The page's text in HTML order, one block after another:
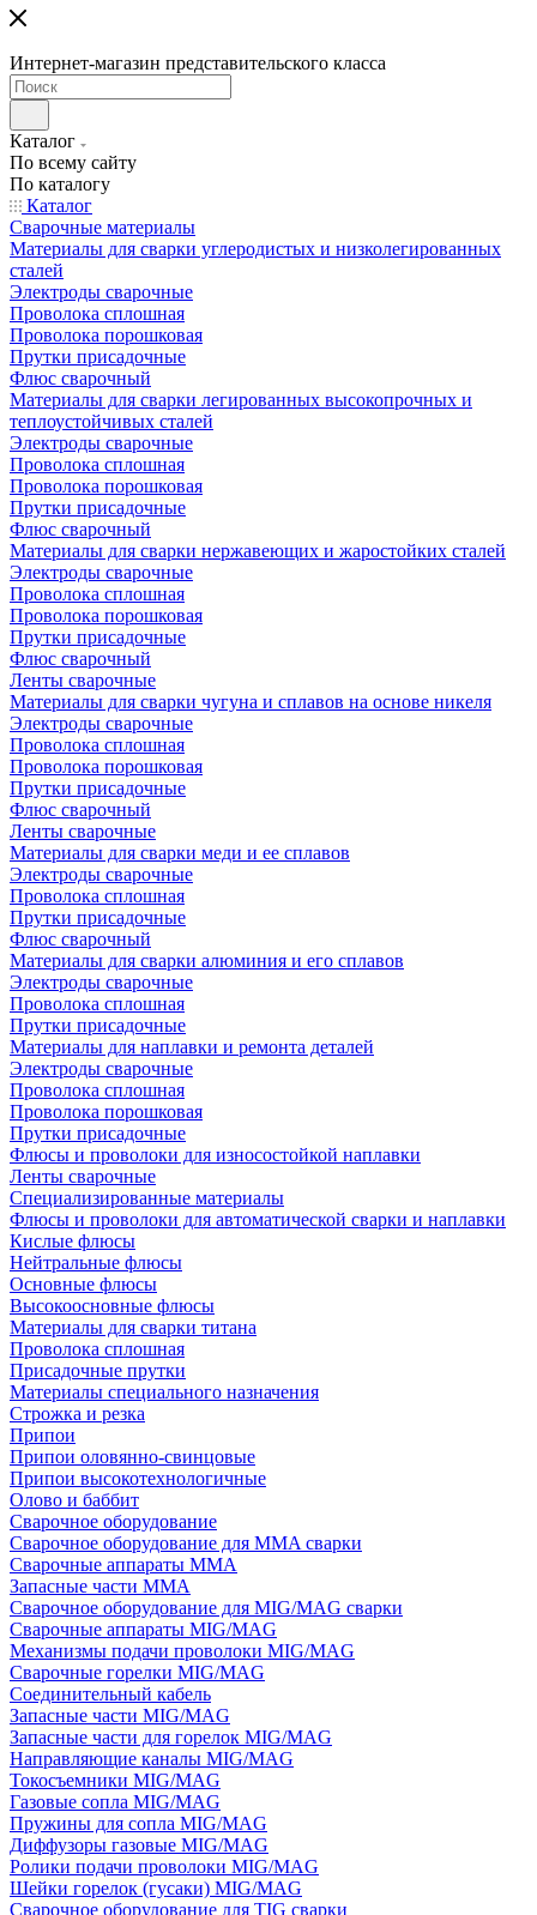
Интернет-магазин представительского класса
Каталог
По всему сайту
По каталогу
Каталог
Сварочные материалы
Материалы для сварки углеродистых и низколегированных
сталей
Электроды сварочные
Проволока сплошная
Проволока порошковая
Прутки присадочные
Флюс сварочный
Материалы для сварки легированных высокопрочных и
теплоустойчивых сталей
Электроды сварочные
Проволока сплошная
Проволока порошковая
Прутки присадочные
Флюс сварочный
Материалы для сварки нержавеющих и жаростойких сталей
Электроды сварочные
Проволока сплошная
Проволока порошковая
Прутки присадочные
Флюс сварочный
Ленты сварочные
Материалы для сварки чугуна и сплавов на основе никеля
Электроды сварочные
Проволока сплошная
Проволока порошковая
Прутки присадочные
Флюс сварочный
Ленты сварочные
Материалы для сварки меди и ее сплавов
Электроды сварочные
Проволока сплошная
Прутки присадочные
Флюс сварочный
Материалы для сварки алюминия и его сплавов
Электроды сварочные
Проволока сплошная
Прутки присадочные
Материалы для наплавки и ремонта деталей
Электроды сварочные
Проволока сплошная
Проволока порошковая
Прутки присадочные
Флюсы и проволоки для износостойкой наплавки
Ленты сварочные
Специализированные материалы
Флюсы и проволоки для автоматической сварки и наплавки
Кислые флюсы
Нейтральные флюсы
Основные флюсы
Высокоосновные флюсы
Материалы для сварки титана
Проволока сплошная
Присадочные прутки
Материалы специального назначения
Строжка и резка
Припои
Припои оловянно-свинцовые
Припои высокотехнологичные
Олово и баббит
Сварочное оборудование
Сварочное оборудование для MMA сварки
Сварочные аппараты MMA
Запасные части MMA
Сварочное оборудование для MIG/MAG сварки
Сварочные аппараты MIG/MAG
Механизмы подачи проволоки MIG/MAG
Сварочные горелки MIG/MAG
Соединительный кабель
Запасные части MIG/MAG
Запасные части для горелок MIG/MAG
Направляющие каналы MIG/MAG
Токосъемники MIG/MAG
Газовые сопла MIG/MAG
Пружины для сопла MIG/MAG
Диффузоры газовые MIG/MAG
Ролики подачи проволоки MIG/MAG
Шейки горелок (гусаки) MIG/MAG
Сварочное оборудование для TIG сварки